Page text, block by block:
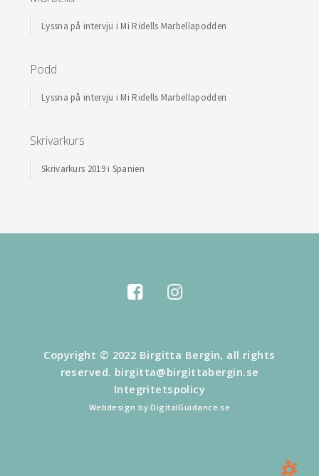
Lyssna på intervju i Mi Ridells Marbellapodden
Podd
Lyssna på intervju i Mi Ridells Marbellapodden
Skrivarkurs
Skrivarkurs 2019 i Spanien
Copyright © 2022 Birgitta Bergin, all rights
reserved. birgitta@birgittabergin.se
Integritetspolicy
Webdesign by DigitalGuidance.se